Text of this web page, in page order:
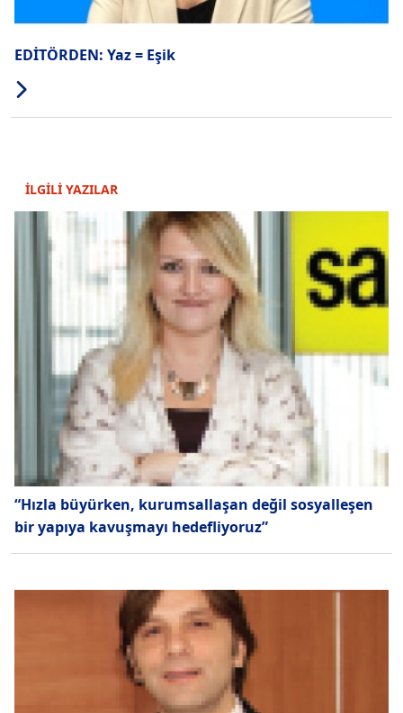
EDİTÖRDEN: Yaz = Eşik
İLGİLİ YAZILAR
“Hızla büyürken, kurumsallaşan değil sosyalleşen
bir yapıya kavuşmayı hedefliyoruz”